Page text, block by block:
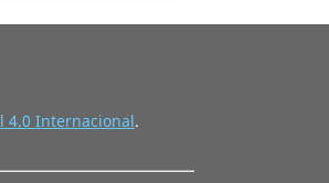
4.0 Internacional.